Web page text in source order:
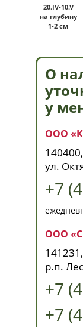
20.IV-10.V
на глубину
1-2 см
О
у
ООО
ул.
+7
ООО
р.п.
+7
+7